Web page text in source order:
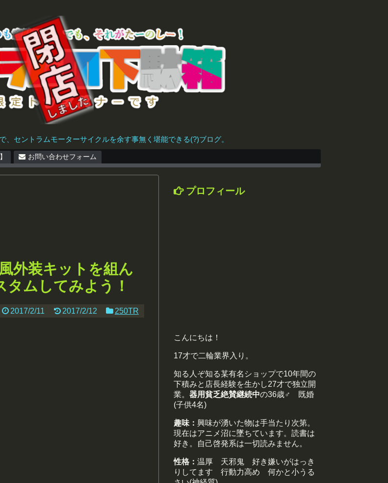
、セントラムモーターサイクルを余す事無く堪能できる(?)ブログ。
お問い合わせフォーム
外装キットを組ん
ムしてみよう！
2017/2/11 2017/2/12 250TR
プロフィール
こんにちは！
17才で二輪業界入り。
知る人ぞ知る某有名ショップで10年間の
下積みと店長経験を生かし27才で独立開
業。 器用貧乏絶賛継続中の36歳♂ 既婚
(子供4名)
趣味： 興味が湧いた物は手当たり次第。
現在はアニメ沼に墜ちています。読書は
好き。自己啓発系は一切読みません。
性格： 温厚 天邪鬼 好き嫌いがはっき
りしてます 行動力高め 何かと小うる